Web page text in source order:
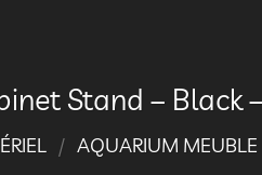
Stand – Black
/ AQUARIUM MEUBLE